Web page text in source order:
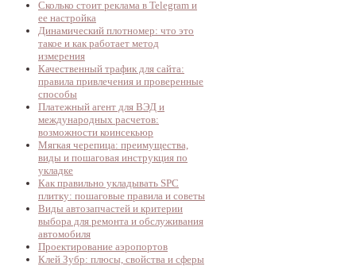
Сколько стоит реклама в Telegram и
ее настройка
Динамический плотномер: что это
такое и как работает метод
измерения
Качественный трафик для сайта:
правила привлечения и проверенные
способы
Платежный агент для ВЭД и
международных расчетов:
возможности коинсекьюр
Мягкая черепица: преимущества,
виды и пошаговая инструкция по
укладке
Как правильно укладывать SPC
плитку: пошаговые правила и советы
Виды автозапчастей и критерии
выбора для ремонта и обслуживания
автомобиля
Проектирование аэропортов
Клей Зубр: плюсы, свойства и сферы